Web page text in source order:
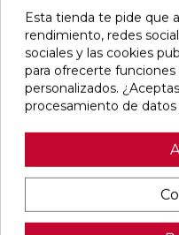
espacios residenciales y
helada y a las manchas
estilo contemporáneo
mediterráneo, emula el
elegante color blanco.
Pensamos
favorite
Esta tienda te pide que
rendimiento, redes
sociales y las cookies
para ofrecerte
personalizados.
procesamiento de datos